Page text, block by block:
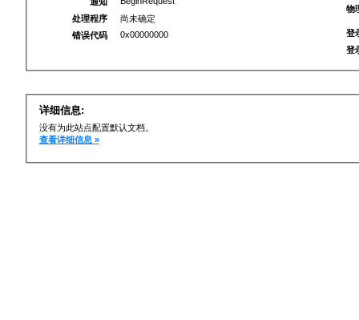
处理程序
尚未确定
错误代码
0x00000000
物
登
登
详细信息:
没有为此站点配置默认文档。
查看详细信息 »